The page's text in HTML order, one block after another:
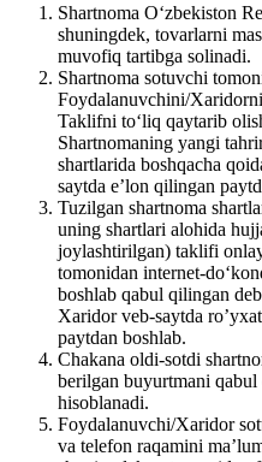
Shartnoma O‘zbekiston
shuningdek, tovarlarni
muvofiq tartibga solinadi.
Shartnoma sotuvchi
Foydalanuvchini/
Taklifni to‘liq qaytarib
Shartnomaning yangi
shartlarida boshqacha
saytda e’lon qilingan
Tuzilgan shartnoma
uning shartlari alohida
joylashtirilgan) taklifi
tomonidan internet-
boshlab qabul qilingan
Xaridor veb-saytda
paytdan boshlab.
Chakana oldi-sotdi
berilgan buyurtmani
hisoblanadi.
Foydalanuvchi/Xaridor
va telefon raqamini